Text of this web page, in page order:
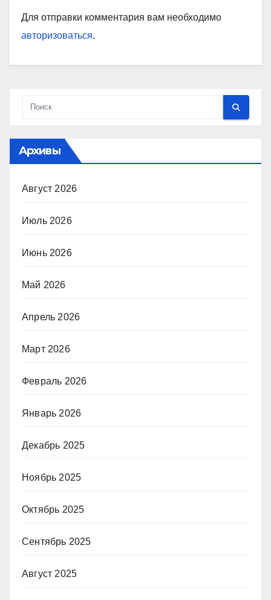
Для отправки комментария вам необходимо
авторизоваться.
Архивы
Август 2026
Июль 2026
Июнь 2026
Май 2026
Апрель 2026
Март 2026
Февраль 2026
Январь 2026
Декабрь 2025
Ноябрь 2025
Октябрь 2025
Сентябрь 2025
Август 2025